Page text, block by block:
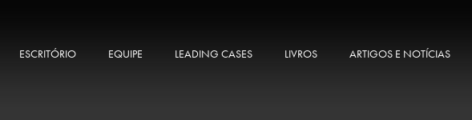
ESCRITÓRIO EQUIPE LEADING CASES LIVROS ARTIGOS E NOTÍCIAS